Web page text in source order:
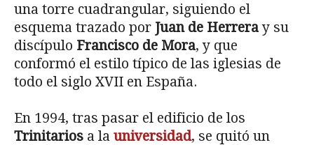
una torre cuadrangular, siguiendo el
esquema trazado por Juan de Herreray su
discípulo Francisco de Mora, y que
conformó el estilo típico de las iglesias de
todo el siglo XVII en España.
En 1994, tras pasar el edificio de los
Trinitarios a la universidad, se quitó un